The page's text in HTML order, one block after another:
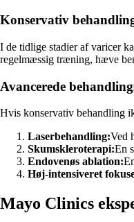
Konservativ
I de tidlige stadier af varicer
regelmæssig træning, hæve
Avancerede
Hvis konservativ behandling
Laserbehandling:Ved
Skumskleroterapi:En
Endovenøs ablation:
Høj-intensiveret
Mayo Clinics